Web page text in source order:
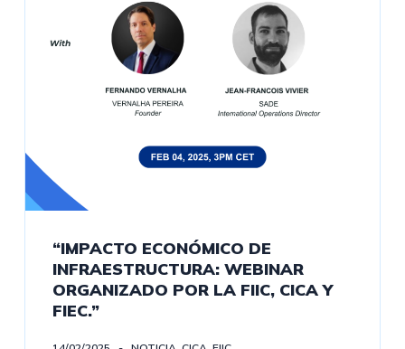
“IMPACTO ECONÓMICO DE
INFRAESTRUCTURA: WEBINAR
ORGANIZADO POR LA FIIC, CICA Y
FIEC.”